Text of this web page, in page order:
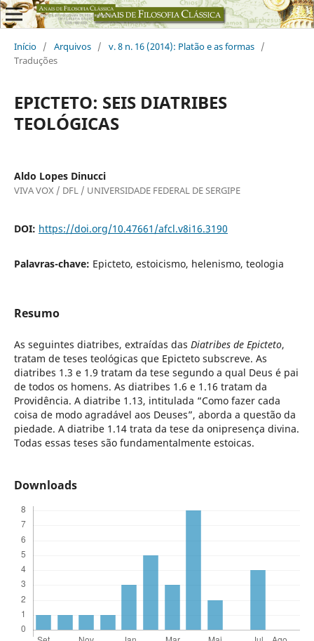
Início / Arquivos / v. 8 n. 16 (2014): Platão e as formas /
Traduções
EPICTETO: SEIS DIATRIBES
TEOLÓGICAS
Aldo Lopes Dinucci
VIVA VOX / DFL / UNIVERSIDADE FEDERAL DE SERGIPE
DOI: https://doi.org/10.47661/afcl.v8i16.3190
Palavras-chave: Epicteto, estoicismo, helenismo, teologia
Resumo
As seguintes diatribes, extraídas das Diatribes de Epicteto,
tratam de teses teológicas que Epicteto subscreve. As
diatribes 1.3 e 1.9 tratam da tese segundo a qual Deus é pai
de todos os homens. As diatribes 1.6 e 1.16 tratam da
Providência. A diatribe 1.13, intitulada “Como fazer cada
coisa de modo agradável aos Deuses”, aborda a questão da
piedade. A diatribe 1.14 trata da tese da onipresença divina.
Todas essas teses são fundamentalmente estoicas.
Downloads